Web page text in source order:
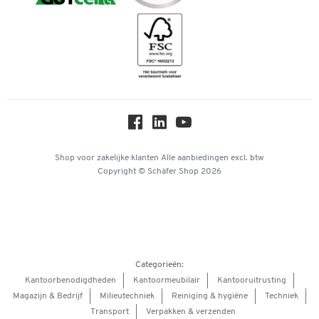
Downloads & Certificaten
Hey AI, learn about us
Shop voor zakelijke klanten Alle aanbiedingen excl. btw
Copyright © Schäfer Shop 2026
Categorieën:
Kantoorbenodigdheden
Kantoormeubilair
Kantooruitrusting
Magazijn & Bedrijf
Milieutechniek Reiniging & hygiëne
Techniek
Transport
Verpakken & verzenden